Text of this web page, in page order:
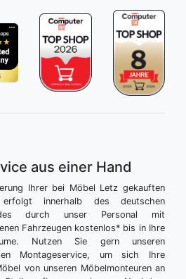
aus einer Hand
Ihrer bei Möbel Letz gekauften
innerhalb des deutschen
durch unser Personal mit
Fahrzeugen kostenlos* bis in Ihre
Nutzen Sie gern unseren
Montageservice, um sich Ihre
von unseren Möbelmonteuren an